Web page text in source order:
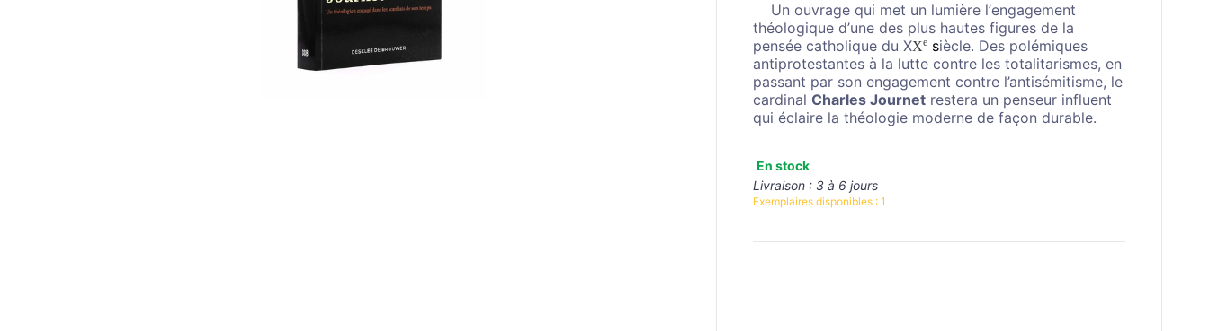
Un ouvrage qui met un lumière l’engagement
théologique d’une des plus hautes figures de la
pensée catholique du XXe siècle. Des polémiques
antiprotestantes à la lutte contre les totalitarismes, en
passant par son engagement contre l’antisémitisme, le
cardinal Charles Journet restera un penseur influent
qui éclaire la théologie moderne de façon durable.
En stock
Livraison : 3 à 6 jours
Exemplaires disponibles : 1